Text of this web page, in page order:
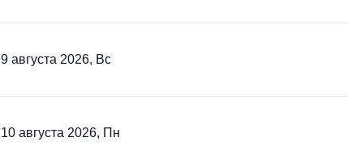
9 августа 2026, Вс
10 августа 2026, Пн